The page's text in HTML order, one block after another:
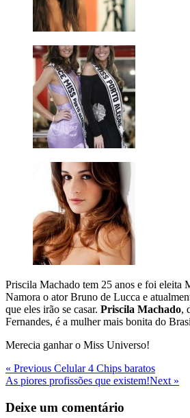
Priscila Machado tem 25 anos e foi eleita
Namora o ator Bruno de Lucca e
que eles irão se casar. Priscila Machado,
Fernandes, é a mulher mais bonita do
Merecia ganhar o Miss Universo!
Navegação
de
Post
Previous
Post
« Previous Celular 4 Chips baratos
Next
As piores profissões que existem!Next »
Deixe um comentário